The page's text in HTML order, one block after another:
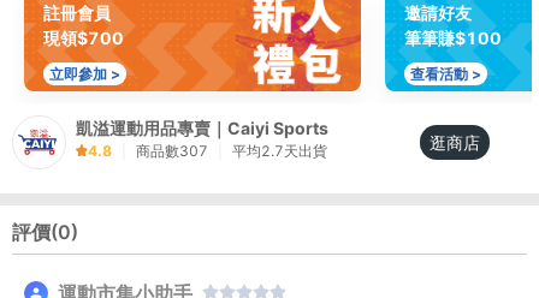
註冊會員
現領$700
立即參加 >
邀請好友
筆筆賺$100
查看活動 >
凱溢運動用品專賣｜Caiyi Sports
4.8 商品數307 平均2.7天出貨 逛商店
評價(0)
運動市集小助手